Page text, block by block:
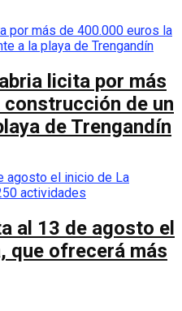
licita por más
de un
de Trengandín
al 13 de agosto el
que ofrecerá más